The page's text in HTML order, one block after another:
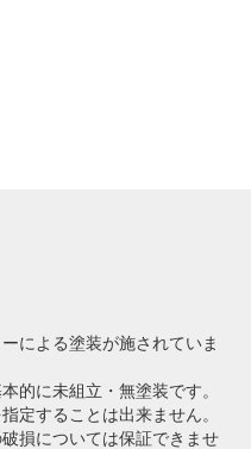
による塗装が施されていま
的に未組立・無塗装です。
定することは出来ません。
損については保証できませ